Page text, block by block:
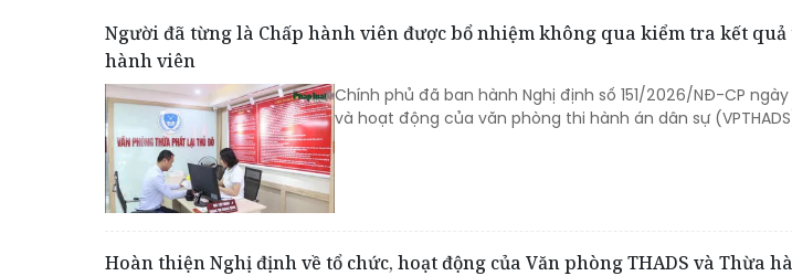
Người đã từng là Chấp hành viên được bổ nhiệm không qua kiểm tra kết
hành viên
Chính phủ đã ban hành Nghị định số 151/2026/NĐ-CP
và hoạt động của văn phòng thi hành án dân sự
Hoàn thiện Nghị định về tổ chức, hoạt động của Văn phòng THADS và Thừa